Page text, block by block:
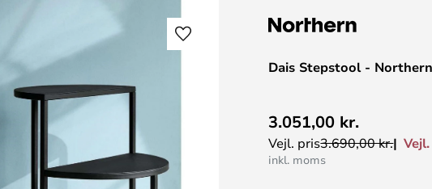
Dais Stepstool - Northern
3.051,00 kr.
Vejl. pris3.690,00 kr.
inkl. moms